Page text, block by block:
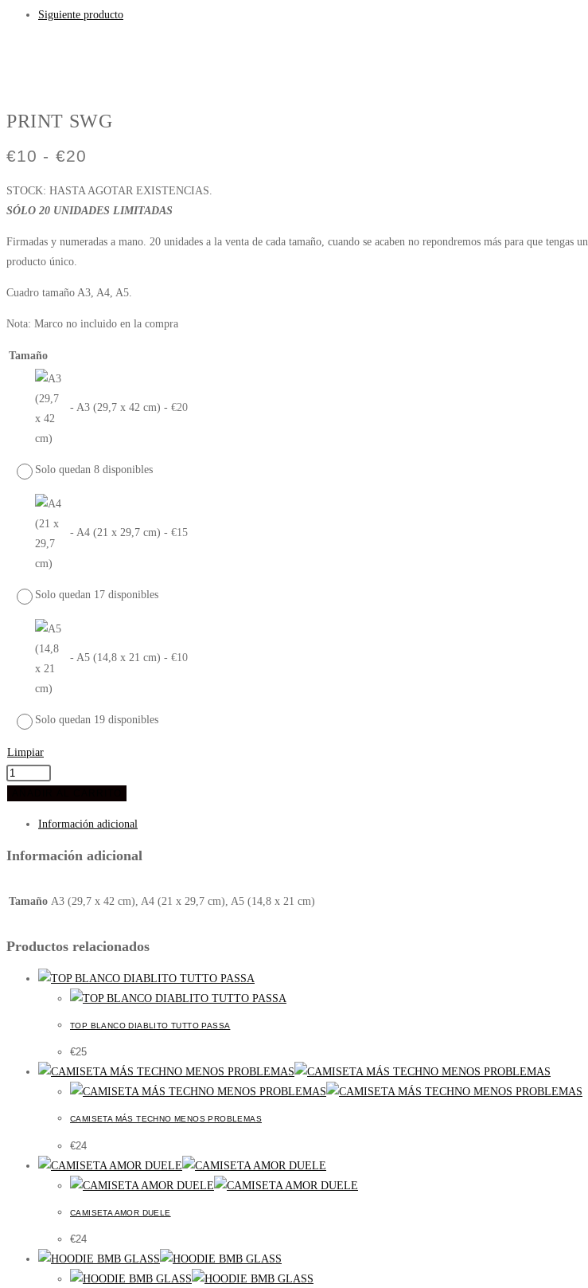
Siguiente producto
PRINT SWG
€10 - €20
STOCK: HASTA AGOTAR EXISTENCIAS.
SÓLO 20 UNIDADES LIMITADAS
Firmadas y numeradas a mano. 20 unidades a la venta de cada tamaño, cuando se acaben no repondremos más para que tengas un
producto único.
Cuadro tamaño A3, A4, A5.
Nota: Marco no incluido en la compra
Tamaño
- A3 (29,7 x 42 cm) - €20
Solo quedan 8 disponibles
- A4 (21 x 29,7 cm) - €15
Solo quedan 17 disponibles
- A5 (14,8 x 21 cm) - €10
Solo quedan 19 disponibles
Limpiar
Información adicional
Información adicional
Tamaño A3 (29,7 x 42 cm), A4 (21 x 29,7 cm), A5 (14,8 x 21 cm)
Productos relacionados
TOP BLANCO DIABLITO TUTTO PASSA
€25
CAMISETA MÁS TECHNO MENOS PROBLEMAS
€24
CAMISETA AMOR DUELE
€24